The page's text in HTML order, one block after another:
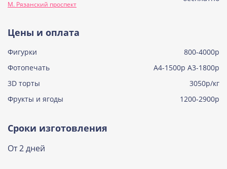
Узнать подробнее о начинке
М. Рязанский проспект
Цены и оплата
Фигурки
800-4000р
Фотопечать
А4-1500р А3-1800р
3D торты
3050р/кг
Фрукты и ягоды
1200-2900р
Сроки изготовления
От 2 дней